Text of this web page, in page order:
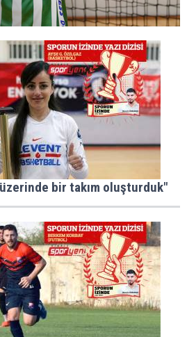
bir takım oluşturduk"